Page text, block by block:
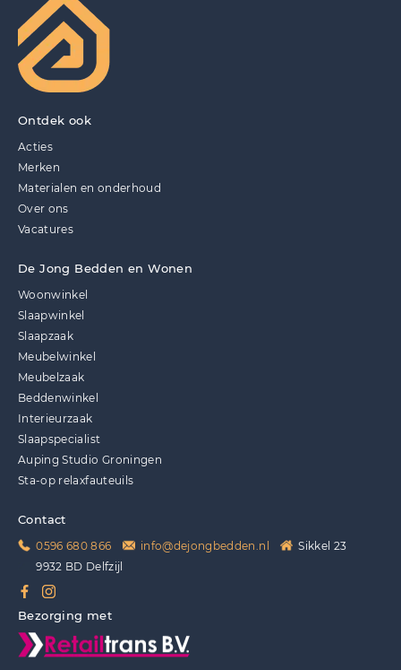
Ontdek ook
Acties
Merken
Materialen en onderhoud
Over ons
Vacatures
De Jong Bedden en Wonen
Woonwinkel
Slaapwinkel
Slaapzaak
Meubelwinkel
Meubelzaak
Beddenwinkel
Interieurzaak
Slaapspecialist
Auping Studio Groningen
Sta-op relaxfauteuils
Contact
0596 680 866 info@dejongbedden.nl
Sikkel 23
9932 BD Delfzijl
Bezorging met